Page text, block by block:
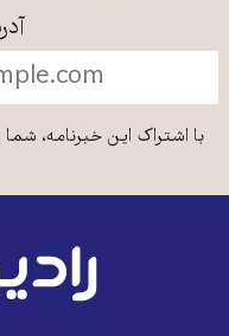
با اشتراک این خبرنامه،